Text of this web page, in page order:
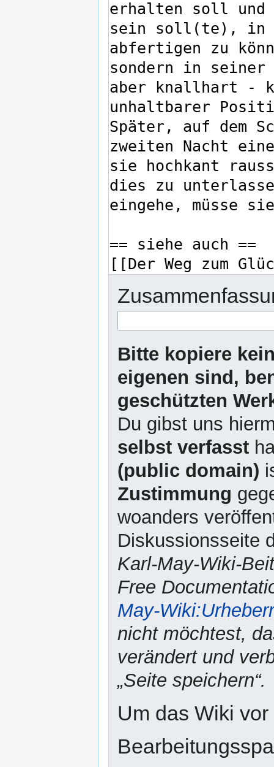
Bitte kopiere
eigenen sind,
geschützten
Du gibst uns
selbst verfasst
(public domain)
Zustimmung
woanders
Diskussionsseite
Karl-May-Wiki-
Free
May-
nicht möchtest,
verändert und
„Seite speichern“.
Um das Wiki